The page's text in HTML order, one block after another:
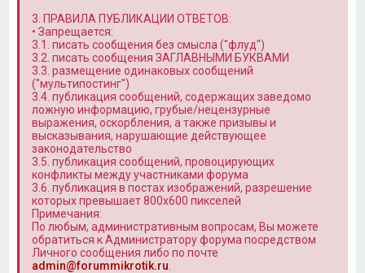
3. ПРАВИЛА ПУБЛИКАЦИИ ОТВЕТОВ:
• Запрещается:
3.1. писать сообщения без смысла ("флуд")
3.2. писать сообщения ЗАГЛАВНЫМИ БУКВАМИ
3.3. размещение одинаковых сообщений
("мультипостинг")
3.4. публикация сообщений, содержащих заведомо
ложную информацию, грубые/нецензурные
выражения, оскорбления, а также призывы и
высказывания, нарушающие действующее
законодательство
3.5. публикация сообщений, провоцирующих
конфликты между участниками форума
3.6. публикация в постах изображений, разрешение
которых превышает 800x600 пикселей
Примечания:
По любым, административным вопросам, Вы можете
обратиться к Администратору форума посредством
Личного сообщения либо по почте
admin@forummikrotik.ru